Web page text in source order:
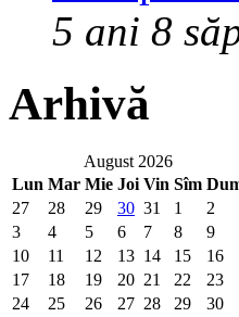
5 ani 8
Arhivă
August 2026
Lun Mar Mie Joi Vin Sîm
27
28 29 30 31 1
2
3
4 5 6 7 8
9
10
11 12 13 14 15
16
17
18 19 20 21 22
23
24
25 26 27 28 29
30